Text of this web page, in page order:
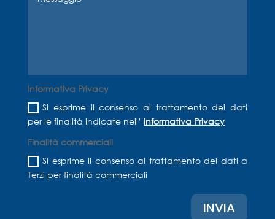
Informativa Privacy
Si esprime il consenso al trattamento dei dati
per le finalità indicate nell’informativa Privacy
Finalità commerciali
Si esprime il consenso al trattamento dei dati a
Terzi per finalità commerciali
INVIA